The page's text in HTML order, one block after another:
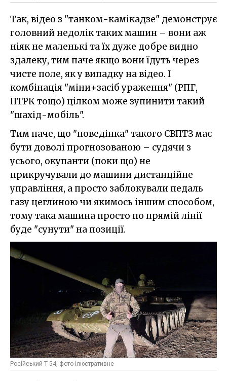
Так, відео з "танком-камікадзе" демонструє
головний недолік таких машин – вони аж
ніяк не маленькі та їх дуже добре видно
здалеку, тим паче якщо вони їдуть через
чисте поле, як у випадку на відео. І
комбінація "міни+засіб ураження" (РПГ,
ПТРК тощо) цілком може зупинити такий
"шахід-мобіль".
Тим паче, що "поведінка" такого СВПТЗ має
бути доволі прогнозованою – судячи з
усього, окупанти (поки що) не
прикручували до машини дистанційне
управління, а просто заблокували педаль
газу цеглиною чи якимось іншим способом,
тому така машина просто по прямій лінії
буде "сунути" на позиції.
Російський Т-54, фото ілюстративне